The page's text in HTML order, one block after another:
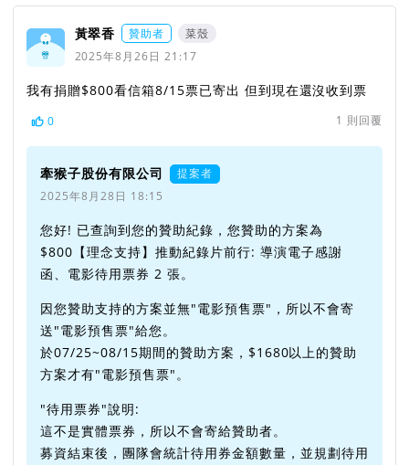
黃翠香 贊助者
菜殼
2025年8月26日 21:17
我有捐贈$800看信箱8/15票已寄出 但到現在還沒收到票
0 1 則回覆
牽猴子股份有限公司
提案者
2025年8月28日 18:15
您好! 已查詢到您的贊助紀錄，您贊助的方案為
$800【理念支持】推動紀錄片前行: 導演電子感謝
函、電影待用票券 2 張。
因您贊助支持的方案並無"電影預售票"，所以不會寄
送"電影預售票"給您。
於07/25~08/15期間的贊助方案，$1680以上的贊助
方案才有"電影預售票"。
"待用票券"說明:
這不是實體票券，所以不會寄給贊助者。
募資結束後，團隊會統計待用券金額數量，並規劃待用